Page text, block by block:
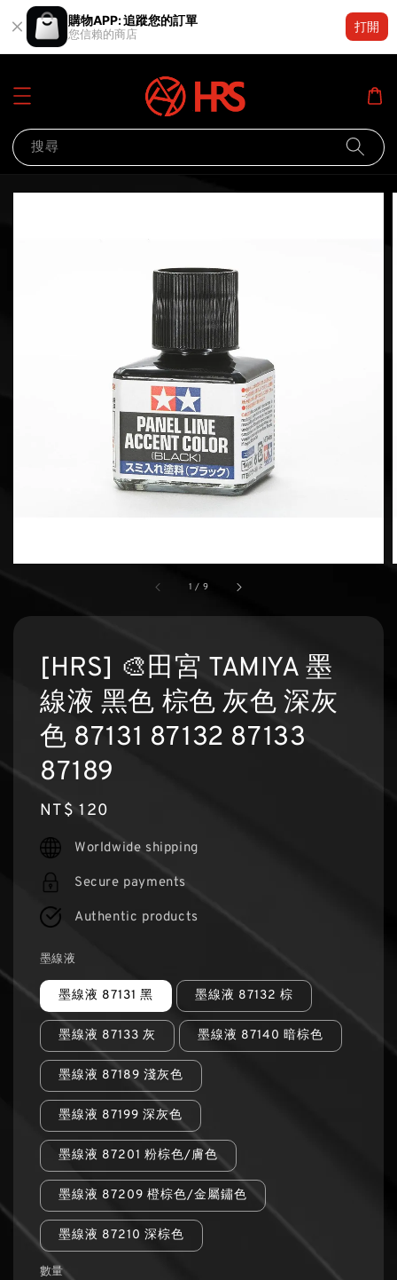
購物APP: 追蹤您的訂單
您信賴的商店
打開
搜尋
1 / 9
[HRS] 🎨田宮 TAMIYA 墨
線液 黑色 棕色 灰色 深灰
色 87131 87132 87133
87189
Regular
price
NT$ 120
Worldwide shipping
Secure payments
Authentic products
墨線液
墨線液 87131 黑 墨線液 87132 棕
墨線液 87133 灰 墨線液 87140 暗棕色
墨線液 87189 淺灰色
墨線液 87199 深灰色
墨線液 87201 粉棕色/膚色
墨線液 87209 橙棕色/金屬鏽色
墨線液 87210 深棕色
數量